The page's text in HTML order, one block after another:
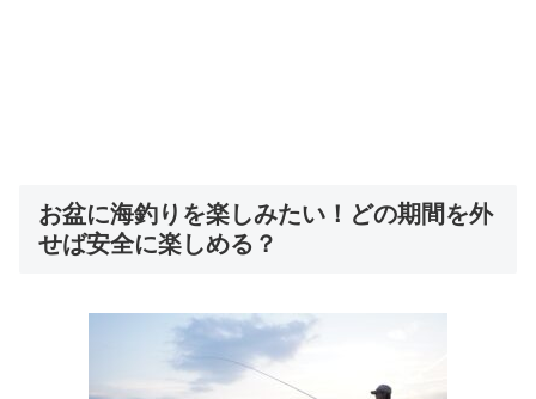
お盆に海釣りを楽しみたい！どの期間を外
せば安全に楽しめる？